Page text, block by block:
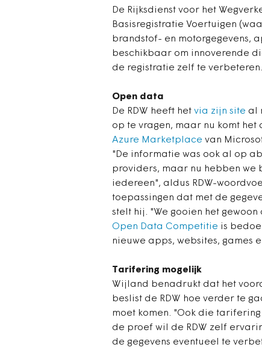
De Rijksdienst voor het
Basisregistratie Voertuigen
brandstof- en motorgegevens,
beschikbaar om innoverende
de registratie zelf te
Open data
De RDW heeft het via zijn site al
op te vragen, maar nu komt
Azure Marketplace van
"De informatie was ook al op
providers, maar nu hebben we
iedereen", aldus RDW-
toepassingen dat met de
stelt hij. "We gooien het
Open Data Competitie is
nieuwe apps, websites, games
Tarifering mogelijk
Wijland benadrukt dat het
beslist de RDW hoe verder te
moet komen. "Ook die
de proef wil de RDW zelf
de gegevens eventueel te